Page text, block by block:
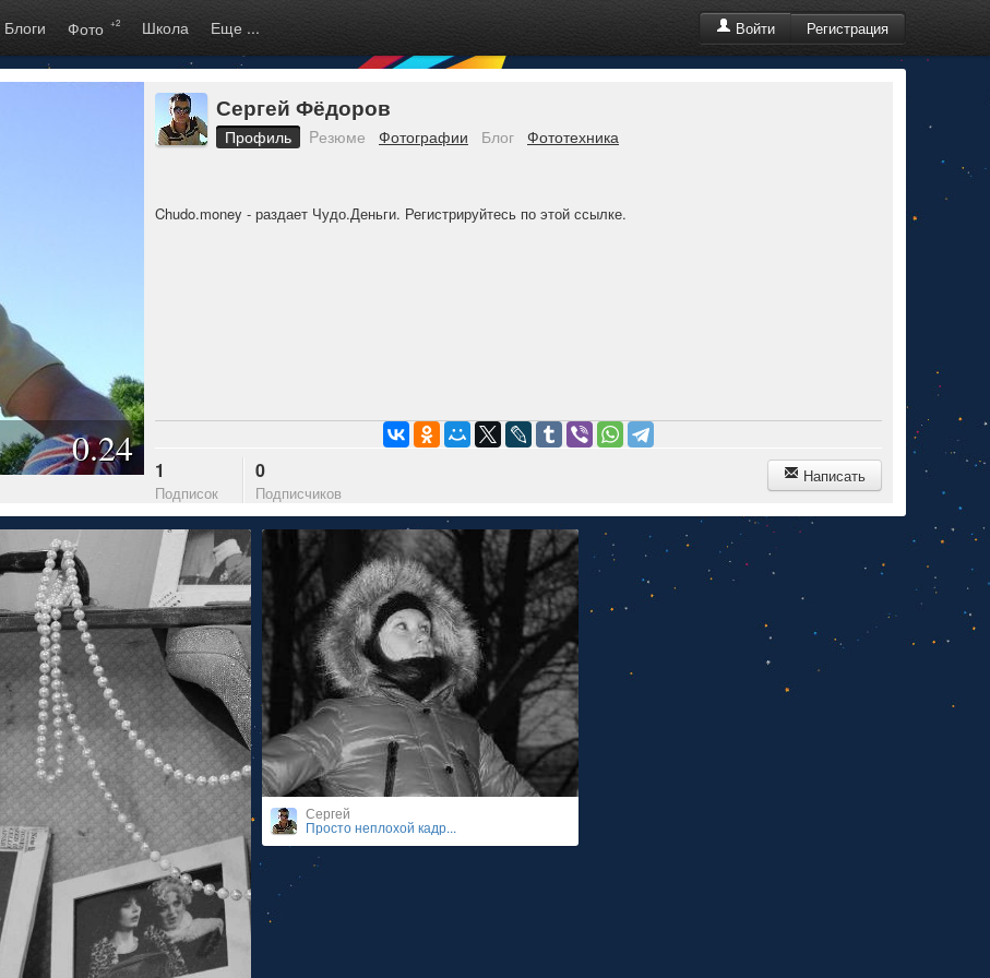
Войти Регистрация
Блоги Фото +2 Школа Еще ...
0.24
Сергей Фёдоров
Профиль Pезюме Фотографии Блог Фототехника
Chudo.money - раздает Чудо.Деньги. Регистрируйтесь по этой ссылке.
1
Подписок
0
Подписчиков
Написать
Сергей
Просто неплохой кадр...